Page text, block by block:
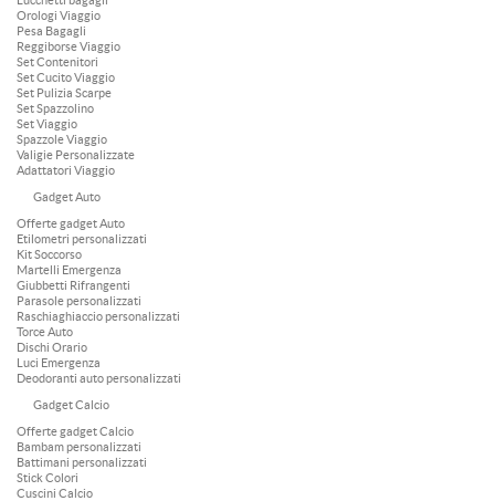
Orologi Viaggio
Pesa Bagagli
Reggiborse Viaggio
Set Contenitori
Set Cucito Viaggio
Set Pulizia Scarpe
Set Spazzolino
Set Viaggio
Spazzole Viaggio
Valigie Personalizzate
Adattatori Viaggio
Gadget Auto
Offerte gadget Auto
Etilometri personalizzati
Kit Soccorso
Martelli Emergenza
Giubbetti Rifrangenti
Parasole personalizzati
Raschiaghiaccio personalizzati
Torce Auto
Dischi Orario
Luci Emergenza
Deodoranti auto personalizzati
Gadget Calcio
Offerte gadget Calcio
Bambam personalizzati
Battimani personalizzati
Stick Colori
Cuscini Calcio